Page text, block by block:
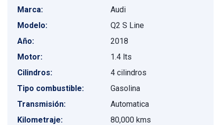
Marca:
Audi
Modelo:
Q2 S Line
Año:
2018
Motor:
1.4 lts
Cilindros:
4 cilindros
Tipo combustible:
Gasolina
Transmisión:
Automatica
Kilometraje:
80,000 kms